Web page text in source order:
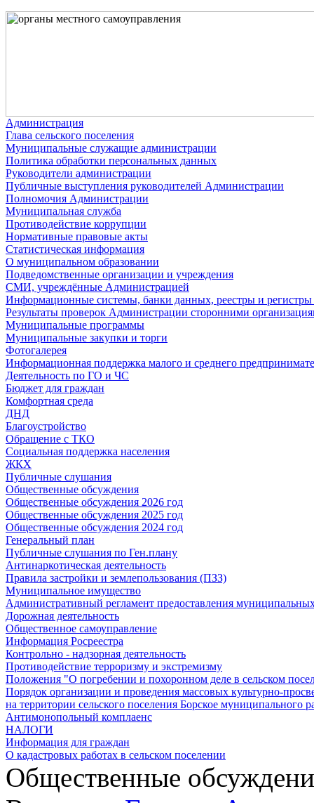
Администрация
Глава сельского поселения
Муниципальные служащие администрации
Политика обработки персональных данных
Руководители администрации
Публичные выступления руководителей Администрации
Полномочия Администрации
Муниципальная служба
Противодействие коррупции
Нормативные правовые акты
Статистическая информация
О муниципальном образовании
Подведомственные организации и учреждения
СМИ, учреждённые Администрацией
Информационные системы, банки данных, реестры и
Результаты проверок Администрации сторонними
Муниципальные программы
Муниципальные закупки и торги
Фотогалерея
Информационная поддержка малого и среднего
Деятельность по ГО и ЧС
Бюджет для граждан
Комфортная среда
ДНД
Благоустройство
Обращение с ТКО
Социальная поддержка населения
ЖКХ
Публичные слушания
Общественные обсуждения
Общественные обсуждения 2026 год
Общественные обсуждения 2025 год
Общественные обсуждения 2024 год
Генеральный план
Публичные слушания по Ген.плану
Антинаркотическая деятельность
Правила застройки и землепользования (ПЗЗ)
Муниципальное имущество
Административный регламент предоставления
Дорожная деятельность
Общественное самоуправление
Информация Росреестра
Контрольно - надзорная деятельность
Противодействие терроризму и экстремизму
Положения "О погребении и похоронном деле в сельском
Порядок организации и проведения массовых культурно-
на территории сельского поселения Борское муниципального
Антимонопольный комплаенс
НАЛОГИ
Информация для граждан
О кадастровых работах в сельском поселении
Общественные